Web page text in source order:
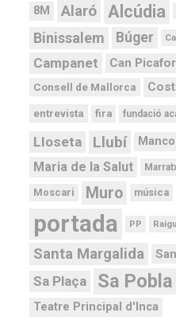
8M Alaró Alcúdia
Binissalem Búger
Campanet Can
Consell de Mallorca
entrevista fira fundació
Lloseta Llubí
Maria de la Salut
Moscari Muro música
portada PP
Santa Margalida
Sa Plaça Sa Pobla
Teatre Principal d'Inca